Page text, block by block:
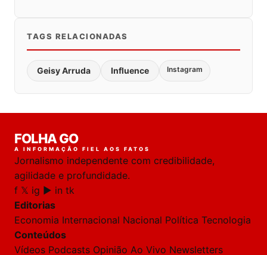
TAGS RELACIONADAS
Geisy Arruda Influence Instagram
FOLHA GO
A INFORMAÇÃO FIEL AOS FATOS
Jornalismo independente com credibilidade,
agilidade e profundidade.
f 𝕏 ig ▶ in tk
Editorias
Economia Internacional Nacional Política Tecnologia
Conteúdos
Vídeos Podcasts Opinião Ao Vivo Newsletters